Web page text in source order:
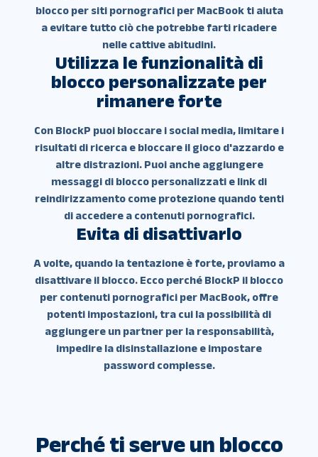
blocco per siti pornografici per MacBook ti aiuta
a evitare tutto ciò che potrebbe farti ricadere
nelle cattive abitudini.
Utilizza le funzionalità di
blocco personalizzate per
rimanere forte
Con BlockP puoi bloccare i social media, limitare i
risultati di ricerca e bloccare il gioco d'azzardo e
altre distrazioni. Puoi anche aggiungere
messaggi di blocco personalizzati e link di
reindirizzamento come protezione quando tenti
di accedere a contenuti pornografici.
Evita di disattivarlo
A volte, quando la tentazione è forte, proviamo a
disattivare il blocco. Ecco perché BlockP il blocco
per contenuti pornografici per MacBook, offre
potenti impostazioni, tra cui la possibilità di
aggiungere un partner per la responsabilità,
impedire la disinstallazione e impostare
password complesse.
Perché ti serve un blocco